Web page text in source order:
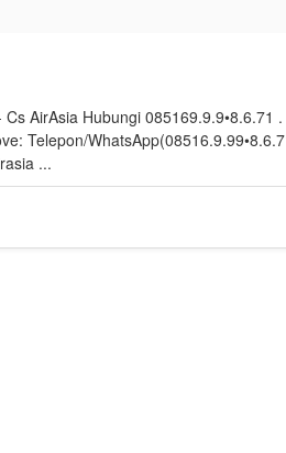
AirAsia Hubungi 085169.9.9•8.6.71 .
Telepon/
...